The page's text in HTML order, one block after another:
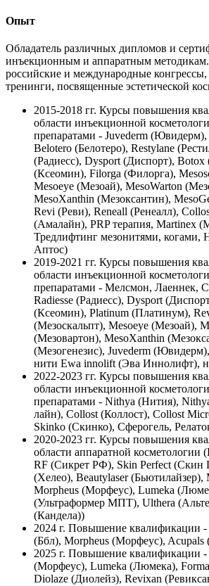
Опыт
Обладатель различных дипломов и
инъекционным и аппаратным методикам.
российские и международные
тренинги, посвященные эстетической
2015-2018 гг. Курсы повышения
области инъекционной
препаратами - Juvederm
Belotero (Белотеро), Restylane
(Радиесс), Dysport (Диспорт), Botox
(Ксеомин), Filorga (Филорга),
Mesoeye (Мезоай), MesoWarton
MesoXanthin (Мезоксантин),
Revi (Реви), Reneall (Ренеалл),
(Амалайн), PRP терапия, Martinex
Тредлифтинг мезонитями, когами,
Аптос)
2019-2021 гг. Курсы повышения
области инъекционной
препаратами - Мелсмон, Лаеннек,
Radiesse (Радиесс), Dysport
(Ксеомин), Platinum (Платинум),
(Мезоскальпт), Mesoeye (Мезоай),
(Мезовартон), MesoXanthin
(Мезогенезис), Juvederm
нити Ewa innolift (Эва Иннолифт),
2022-2023 гг. Курсы повышения
области инъекционной
препаратами - Nithya (Нития),
лайн), Collost (Коллост), Collost
Skinko (Скинко), Сферогель,
2020-2023 гг. Курсы повышения
области аппаратной косметологии
RF (Сикрет РФ), Skin Perfect (Скин
(Хелео), Beautylaser
Morpheus (Морфеус), Lumeka
(Ультраформер МПТ), Ulthera
(Кандела))
2024 г. Повышение квалификации -
(Ббл), Morpheus (Морфеус),
2025 г. Повышение квалификации ‐
(Морфеус), Lumeka (Люмека),
Diolaze (Диолейз), Revixan